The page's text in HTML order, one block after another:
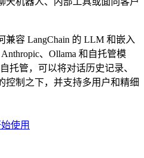
容 LangChain 的 LLM 和嵌入
、Ollama 和自托管模
托管，可以将对话历史记录、
控制之下，并支持多用户和精细
使用